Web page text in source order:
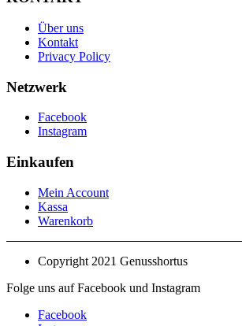
Über uns
Kontakt
Privacy Policy
Netzwerk
Facebook
Instagram
Einkaufen
Mein Account
Kassa
Warenkorb
Copyright 2021 Genusshortus
Folge uns auf Facebook und Instagram
Facebook